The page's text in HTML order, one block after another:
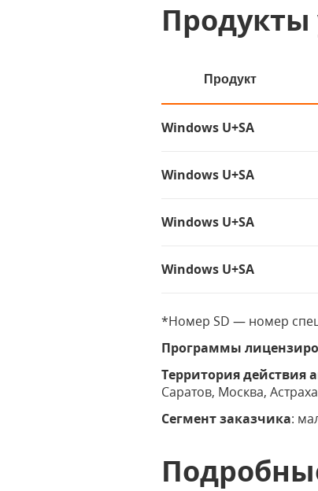
Продукт
Windows U+SA
Windows U+SA
Windows U+SA
Windows U+SA
*Номер SD — номер
Программы
Территория действия
Саратов, Москва,
Сегмент заказчика: